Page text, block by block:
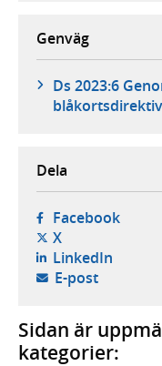
Genväg
Ds 2023:6
Dela
Facebook-
X- öppnas i ny
LinkedIn-
E-post- öppnar
Sidan är
kategorier: